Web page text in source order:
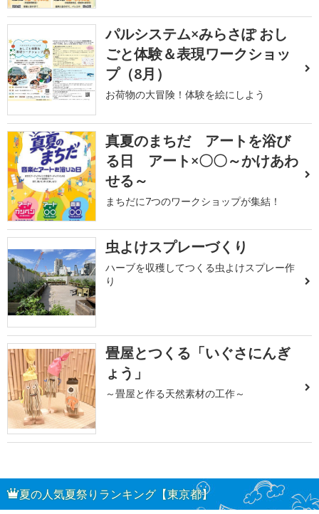
パルシステム×みらさぽ おし
ごと体験＆表現ワークショッ
プ（8月）
お荷物の大冒険！体験を絵にしよう
真夏のまちだ アートを浴び
る日 アート×〇〇～かけあわ
せる～
まちだに7つのワークショップが集結！
虫よけスプレーづくり
ハーブを収穫してつくる虫よけスプレー作
り
畳屋とつくる「いぐさにんぎ
ょう」
～畳屋と作る天然素材の工作～
夏の人気夏祭りランキング【東京都】